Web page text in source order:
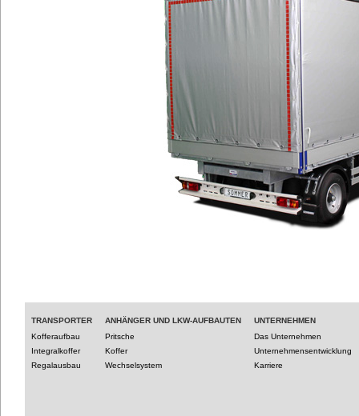
TRANSPORTER
Kofferaufbau
Integralkoffer
Regalausbau
ANHÄNGER UND LKW-AUFBAUTEN
Pritsche
Koffer
Wechselsystem
UNTERNEHMEN
Das Unternehmen
Unternehmensentwicklung
Karriere